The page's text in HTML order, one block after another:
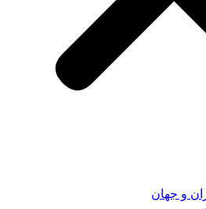
و جهان